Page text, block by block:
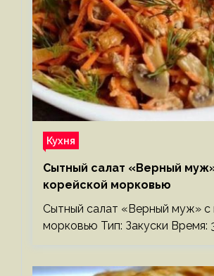
Кухня
Сытный салат «Верный
корейской морковью
Сытный салат «Верный муж» с
морковью Тип: Закуски Время: